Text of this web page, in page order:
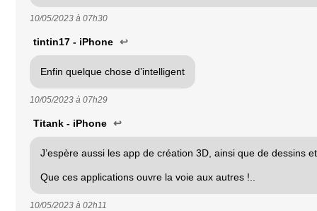
10/05/2023 à 07h30
tintin17 - iPhone ↩
Enfin quelque chose d’intelligent
10/05/2023 à 07h29
Titank - iPhone ↩
J’espère aussi les app de création 3D, ainsi que de dessins
Que ces applications ouvre la voie aux autres !..
10/05/2023 à 02h11